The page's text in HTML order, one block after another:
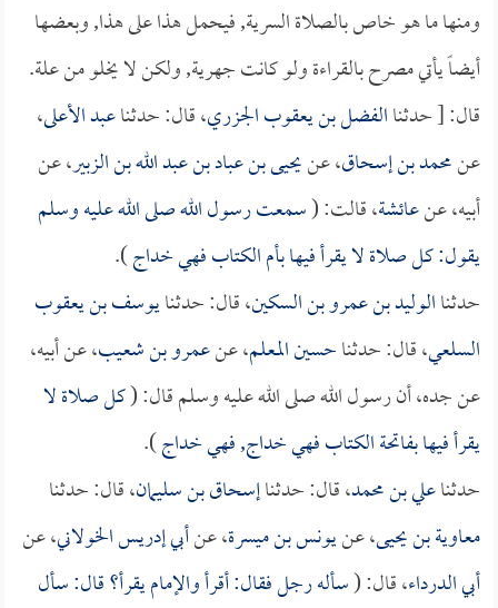
ومنها ما هو خاص بالصلاة السرية, فيحمل هذا على هذا, وبعضها
أيضاً يأتي مصرح بالقراءة ولو كانت جهرية, ولكن لا يخلو من علة.
قال: [ حدثناالفضل بن يعقوب الجزري، قال: حدثناعبد الأعلى،
عنمحمد بن إسحاق، عنيحيى بن عباد بن عبد الله بن الزبير، عن
أبيه، عنعائشة، قالت: (سمعت رسول الله صلى الله عليه وسلم
يقول: كل صلاة لا يقرأ فيها بأم الكتاب فهي خداج).
حدثناالوليد بن عمرو بن السكين، قال: حدثنايوسف بن يعقوب
السلعي، قال: حدثناحسين المعلم، عنعمرو بن شعيب، عن أبيه،
عن جده، أن رسول الله صلى الله عليه وسلم قال: (كل صلاة لا
يقرأ فيها بفاتحة الكتاب فهي خداج, فهي خداج).
حدثناعلي بن محمد، قال: حدثناإسحاق بن سليمان، قال: حدثنا
معاوية بن يحيى، عنيونس بن ميسرة، عنأبي إدريس الخولاني، عن
أبي الدرداء، قال: (سأله رجل فقال: أقرأ والإمام يقرأ؟ قال: سأل